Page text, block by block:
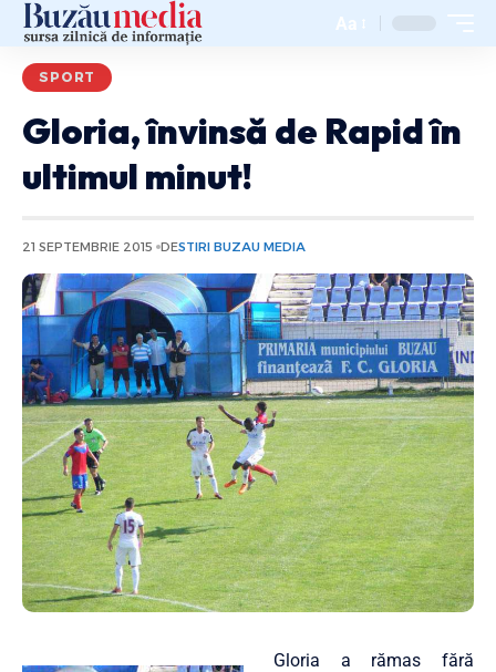
Aa
SPORT
Gloria, învinsă de Rapid în
ultimul minut!
21 SEPTEMBRIE 2015 DESTIRI BUZAU MEDIA
Gloria a rămas fără